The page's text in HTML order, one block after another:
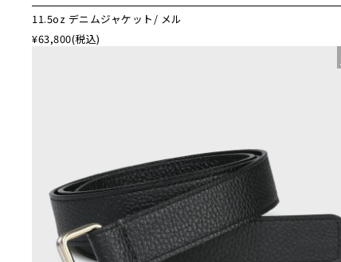
11.5oz デニムジャケット/ メル
¥63,800(税込)